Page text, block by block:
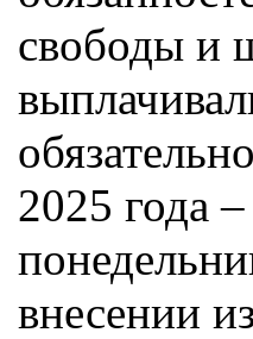
свободы и
2025 года
внесении